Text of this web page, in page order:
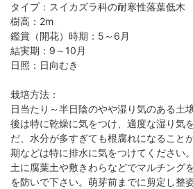
タイプ：スイカズラ科の耐寒性落葉低木
樹高：2m
鑑賞（開花）時期：5～6月
結実期：9～10月
日照：日向むき
栽培方法：
日当たり～半日陰のやや湿り気のある土
後は特に乾燥に気をつけ、適度な湿り気
だ、水分が多すぎても根腐れになること
期などは特に排水に気をつけてください
土に腐葉土や敷きわらなどでマルチング
を防いで下さい。萌芽前までに剪定し整